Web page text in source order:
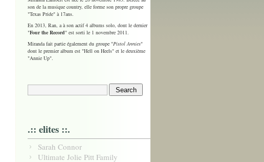
son de la musique country, elle forme son propre groupe
"Texas Pride" à 17ans.
En 2013, Ran, a à son actif 4 albums solo, dont le dernier
"Four the Record" est sorti le 1 novembre 2011.
Miranda fait partie également du groupe "Pistol Annies"
dont le premier album est "Hell on Heels" et le deuxième
"Annie Up".
.:: elites ::.
Sarah Connor
Ultimate Jolie Pitt Family